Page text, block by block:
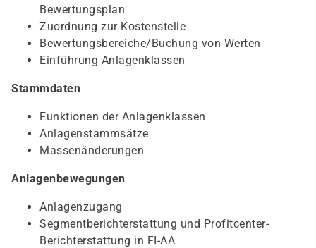
Bewertungsplan
Zuordnung zur Kostenstelle
Bewertungsbereiche/Buchung von Werten
Einführung Anlagenklassen
Stammdaten
Funktionen der Anlagenklassen
Anlagenstammsätze
Massenänderungen
Anlagenbewegungen
Anlagenzugang
Segmentberichterstattung und Profitcenter-
Berichterstattung in FI-AA